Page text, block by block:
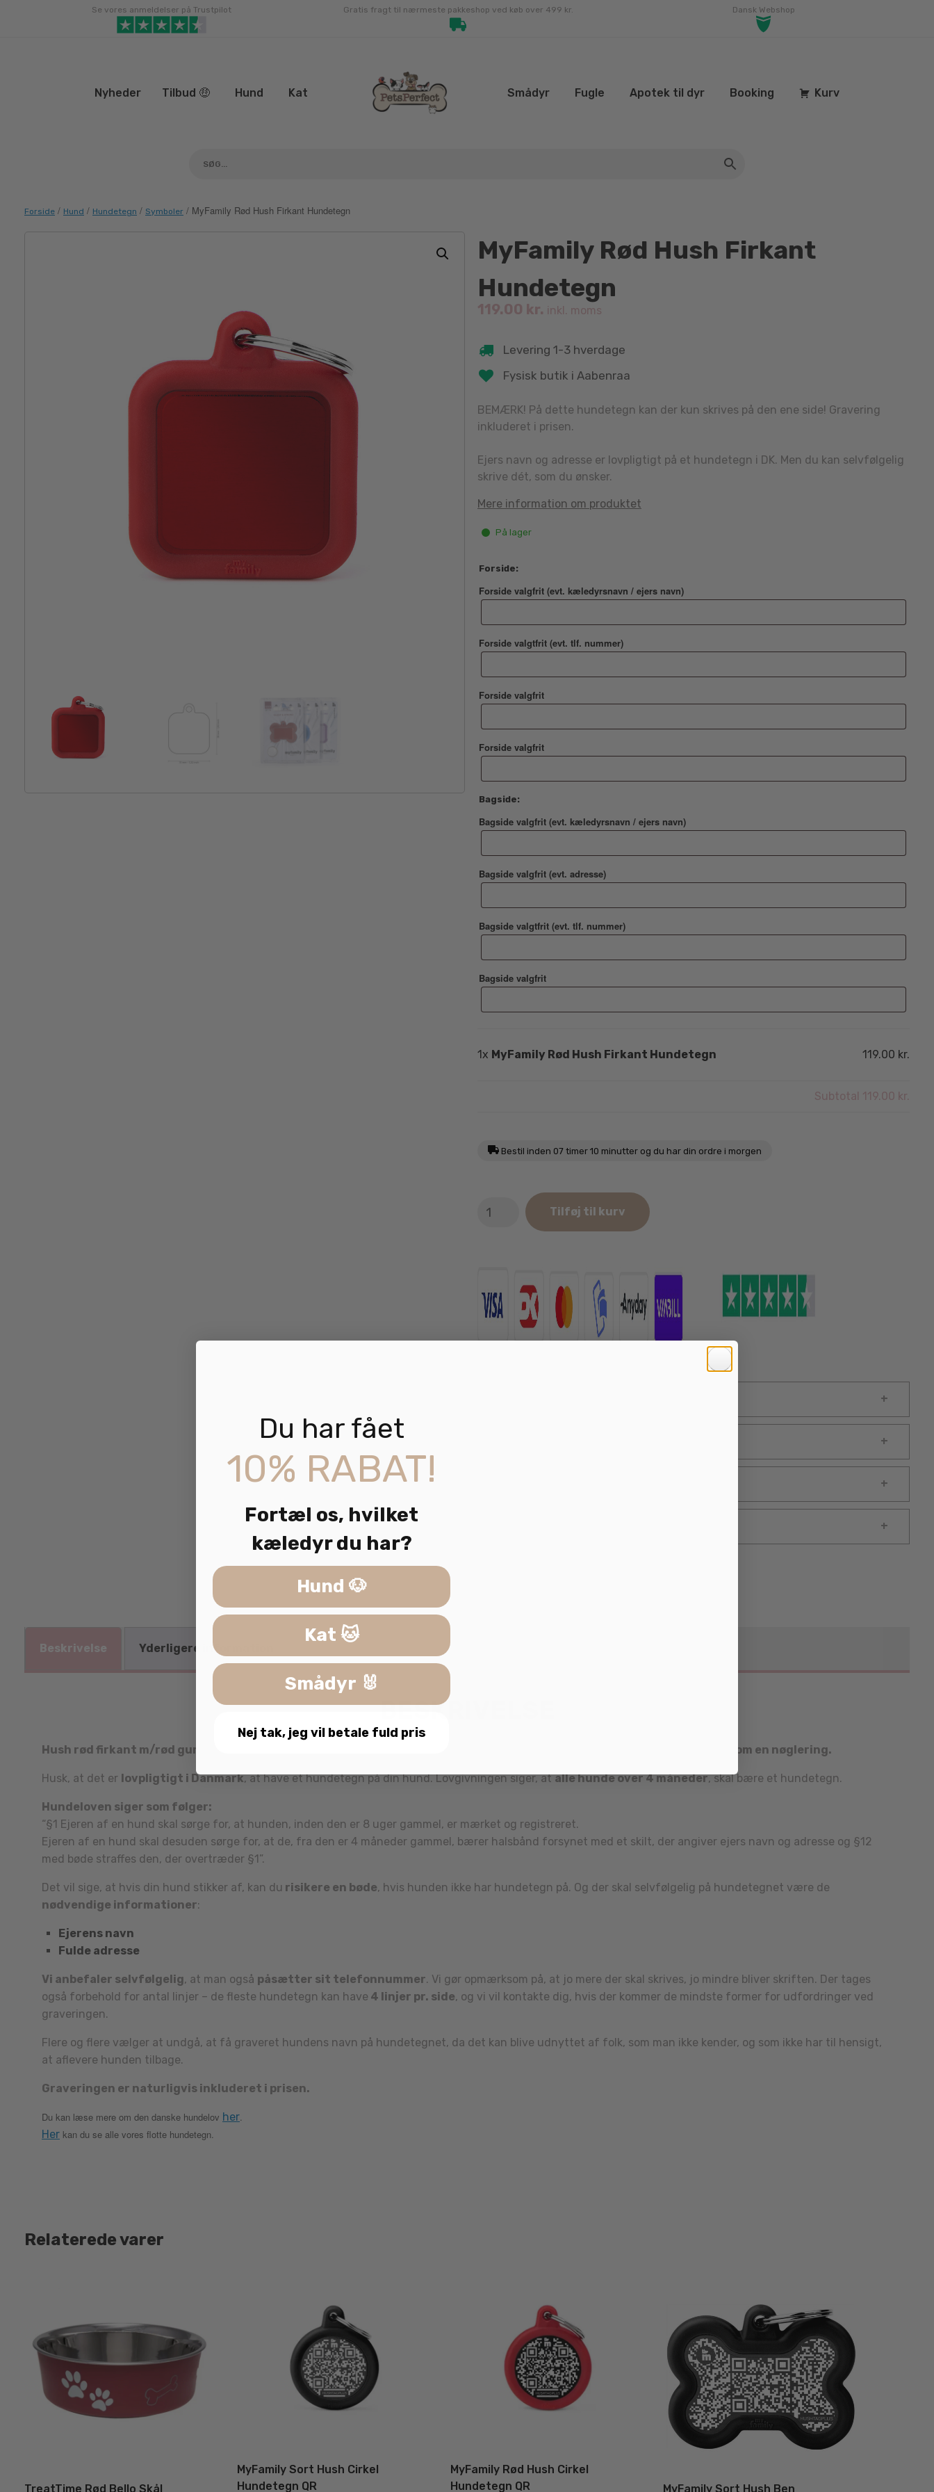
Se vores anmeldelser på Trustpilot Gratis fragt til nærmeste pakkeshop ved køb over 499 kr. Dansk Webshop
Nyheder Tilbud 🤑 Hund Kat Smådyr Fugle Apotek til dyr Booking Kurv
Forside / Hund / Hundetegn / Symboler / MyFamily Rød Hush Firkant Hundetegn
MyFamily Rød Hush Firkant
Hundetegn
119.00 kr. inkl. moms
Levering 1-3 hverdage
Fysisk butik i Aabenraa
BEMÆRK! På dette hundetegn kan der kun skrives på den ene side! Gravering
inkluderet i prisen.
Ejers navn og adresse er lovpligtigt på et hundetegn i DK. Men du kan selvfølgelig
skrive dét, som du ønsker.
Mere information om produktet
På lager
Forside:
Forside valgfrit (evt. kæledyrsnavn / ejers navn)
Forside valgtfrit (evt. tlf. nummer)
Forside valgfrit
Forside valgfrit
Bagside:
Bagside valgfrit (evt. kæledyrsnavn / ejers navn)
Bagside valgfrit (evt. adresse)
Bagside valgtfrit (evt. tlf. nummer)
Bagside valgfrit
1x MyFamily Rød Hush Firkant Hundetegn 119.00 kr.
Subtotal 119.00 kr.
Bestil inden 07 timer 10 minutter og du har din ordre i morgen
Rød
Tilføj til kurv
Beskrivelse Yderligere information
BESKRIVELSE
Hush rød firkant m/rød gummi bruges som en nøglering.
Husk, at det er lovpligtigt i Danmark, at have et hundetegn på din hund. Lovgivningen siger, atalle hunde over 4 måneder, skal bære et hundetegn.
Hundeloven siger som følger:
“§1 Ejeren af en hund skal sørge for, at hunden, inden den er 8 uger gammel, er mærket og registreret.
Ejeren af en hund skal desuden sørge for, at de, fra den er 4 måneder gammel, bærer halsbånd forsynet med et skilt, der angiver ejers navn og adresse og §12
med bøde straffes den, der overtræder §1”.
Det vil sige, at hvis din hund stikker af, kan du risikere en bøde, hvis hunden ikke har hundetegn på. Og der skal selvfølgelig på hundetegnet være de
nødvendige informationer:
Ejerens navn
Fulde adresse
Vi anbefaler selvfølgelig, at man også påsætter sit telefonnummer. Vi gør opmærksom på, at jo mere der skal skrives, jo mindre bliver skriften. Der tages
også forbehold for antal linjer – de fleste hundetegn kan have 4 linjer pr. side, og vi vil kontakte dig, hvis der kommer de mindste former for udfordringer ved
graveringen.
Flere og flere vælger at undgå, at få graveret hundens navn på hundetegnet, da det kan blive udnyttet af folk, som man ikke kender, og som ikke har til hensigt,
at aflevere hunden tilbage.
Graveringen er naturligvis inkluderet i prisen.
Du kan læse mere om den danske hundelov her
Her kan du se alle vores flotte hundetegn.
Relaterede varer
TreatTime Rød Bello Skål
MyFamily Sort Hush Cirkel
Hundetegn QR
MyFamily Rød Hush Cirkel
Hundetegn QR
MyFamily Sort Hush Ben
Du har fået
10% RABAT!
Fortæl os, hvilket
kæledyr du har?
Hund 🐶
Kat 🐱
Smådyr 🐰
Nej tak, jeg vil betale fuld pris